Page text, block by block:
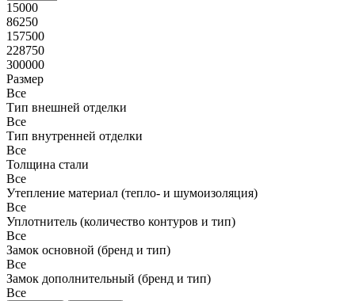
15000
86250
157500
228750
300000
Размер
Все
Тип внешней отделки
Все
Тип внутренней отделки
Все
Толщина стали
Все
Утепление материал (тепло- и шумоизоляция)
Все
Уплотнитель (количество контуров и тип)
Все
Замок основной (бренд и тип)
Все
Замок дополнительный (бренд и тип)
Все